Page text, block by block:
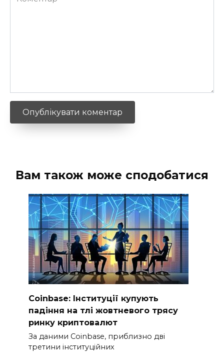
Вам також може сподобатися
Coinbase: Інституції купують
падіння на тлі жовтневого трясу
ринку криптовалют
За даними Coinbase, приблизно дві
третини інституційних